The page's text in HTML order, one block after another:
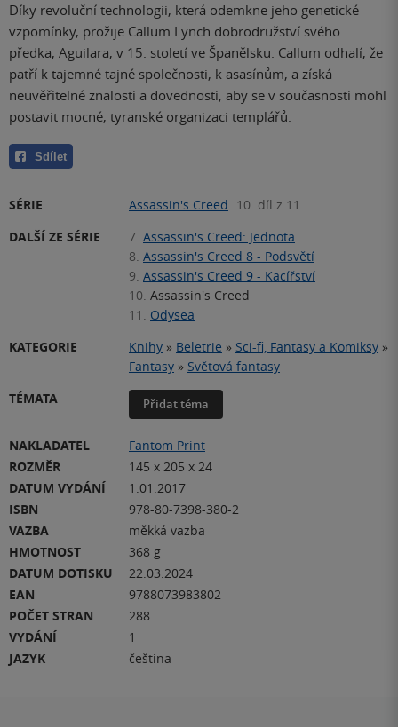
Díky revoluční technologii, která odemkne jeho genetické
vzpomínky, prožije Callum Lynch dobrodružství svého
předka, Aguilara, v 15. století ve Španělsku. Callum odhalí, že
patří k tajemné tajné společnosti, k asasínům, a získá
neuvěřitelné znalosti a dovednosti, aby se v současnosti mohl
postavit mocné, tyranské organizaci templářů.
Sdílet
SÉRIE Assassin's Creed 10. díl z 11
DALŠÍ ZE SÉRIE
7. Assassin's Creed: Jednota
8. Assassin's Creed 8 - Podsvětí
9. Assassin's Creed 9 - Kacířství
10. Assassin's Creed
11. Odysea
KATEGORIE
Knihy » Beletrie » Sci-fi, Fantasy a Komiksy »
Fantasy » Světová fantasy
TÉMATA
Přidat téma
NAKLADATEL
Fantom Print
ROZMĚR
145 x 205 x 24
DATUM VYDÁNÍ
1.01.2017
ISBN
978-80-7398-380-2
VAZBA
měkká vazba
HMOTNOST
368 g
DATUM DOTISKU
22.03.2024
EAN
9788073983802
POČET STRAN
288
VYDÁNÍ
1
JAZYK
čeština